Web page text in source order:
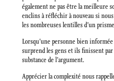
également ne pas être la meilleure
enclins à réfléchir à nouveau si
les nombreuses lentilles d’un
Lorsqu’une personne bien
surprend les gens et ils finissent par
substance de l’argument.
Apprécier la complexité nous